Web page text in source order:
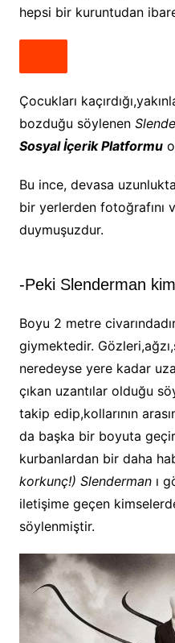
hepsi bir kuruntudan
Çocukları
bozduğu söylenen
Sosyal İçerik Platformu
Bu ince, devasa
bir yerlerden fotoğrafını
duymuşuzdur.
-Peki Slenderman
Boyu 2 metre
giymektedir.
neredeyse yere kadar
çıkan uzantılar olduğu
takip edip,kollarının
da başka bir boyuta
kurbanlardan bir daha
korkunç!) Slendermanı
iletişime geçen
söylenmiştir.